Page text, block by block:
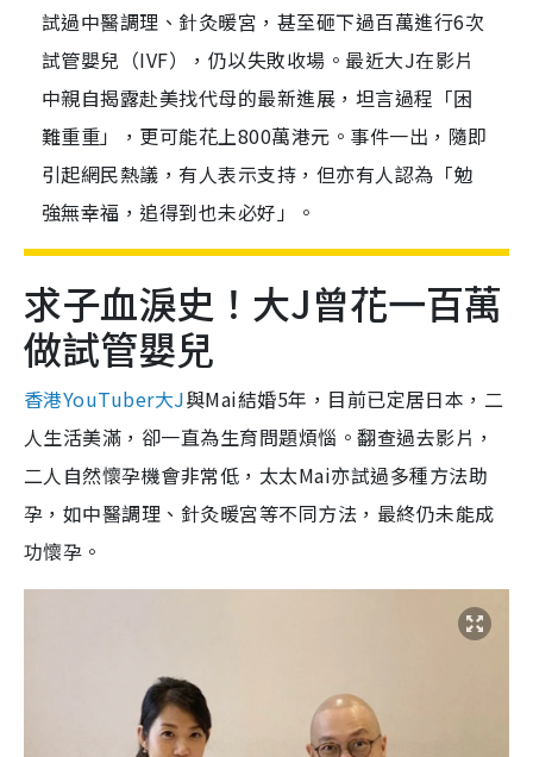
試過中醫調理、針灸暖宮，甚至砸下過百萬進行6次
試管嬰兒（IVF），仍以失敗收場。最近大J在影片
中親自揭露赴美找代母的最新進展，坦言過程「困
難重重」，更可能花上800萬港元。事件一出，隨即
引起網民熱議，有人表示支持，但亦有人認為「勉
強無幸福，追得到也未必好」。
求子血淚史！大J曾花一百萬
做試管嬰兒
香港YouTuber大J與Mai結婚5年，目前已定居日本，二
人生活美滿，卻一直為生育問題煩惱。翻查過去影片，
二人自然懷孕機會非常低，太太Mai亦試過多種方法助
孕，如中醫調理、針灸暖宮等不同方法，最終仍未能成
功懷孕。